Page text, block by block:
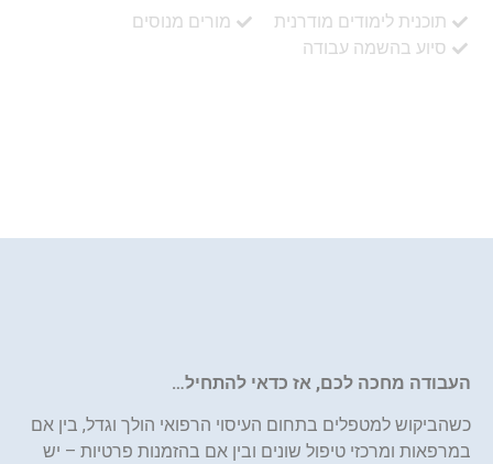
תוכנית לימודים מודרנית
מורים מנוסים
סיוע בהשמה עבודה
העבודה מחכה לכם, אז כדאי להתחיל…
כשהביקוש למטפלים בתחום העיסוי הרפואי הולך וגדל, בין אם
במרפאות ומרכזי טיפול שונים ובין אם בהזמנות פרטיות – יש